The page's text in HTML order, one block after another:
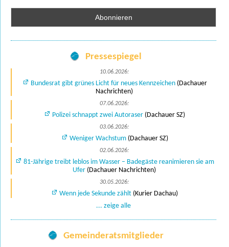
Pressespiegel
10.06.2026:
Bundesrat gibt grünes Licht für neues Kennzeichen(Dachauer
Nachrichten)
07.06.2026:
Polizei schnappt zwei Autoraser (Dachauer SZ)
03.06.2026:
Weniger Wachstum(Dachauer SZ)
02.06.2026:
81-Jährige treibt leblos im Wasser – Badegäste reanimieren sie am
Ufer(Dachauer Nachrichten)
30.05.2026:
Wenn jede Sekunde zählt (Kurier Dachau)
... zeige alle
Gemeinderatsmitglieder